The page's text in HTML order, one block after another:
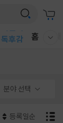
독후감
홈 국
분야 선택
등록일순